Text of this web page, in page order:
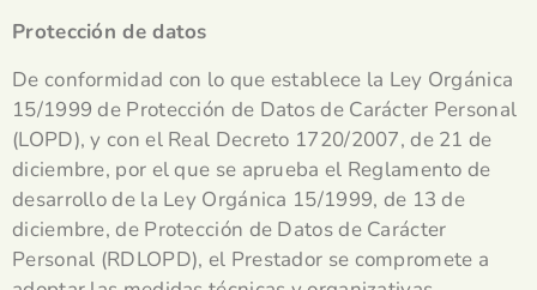
Protección de datos
De conformidad con lo que establece la Ley Orgánica
15/1999 de Protección de Datos de Carácter Personal
(LOPD), y con el Real Decreto 1720/2007, de 21 de
diciembre, por el que se aprueba el Reglamento de
desarrollo de la Ley Orgánica 15/1999, de 13 de
diciembre, de Protección de Datos de Carácter
Personal (RDLOPD), el Prestador se compromete a